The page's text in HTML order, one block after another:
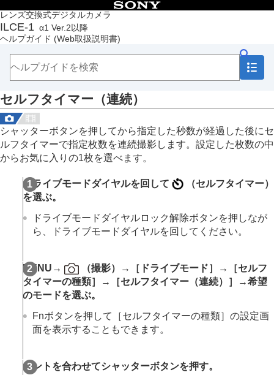
レンズ交換式デジタルカメラ
ILCE-1 α1 Ver.2以降
ヘルプガイド (Web取扱説明書)
目次
トップページ
ヘルプガイドの使いかた
本体と付属品を確認する
本機の基本操作
準備/基本的な撮影
MENU一覧から機能を探す
撮影機能を活用する
この章の目次
撮影モードを選ぶ
顔/瞳AF
フォーカス機能を使う
露出/測光を調整する
ISO感度を選ぶ
ホワイトバランス
ドライブモードを使う（連写/セルフタイマー）
ドライブモード
連続撮影
連続撮影の速度
セルフタイマー（1枚）
セルフタイマー（連続）
1枚ブラケット
セルフタイマー（連続）
シャッターボタンを押してから指定した秒数が経過した後にセ
ルフタイマーで指定枚数を連続撮影します。設定した枚数の中
からお気に入りの1枚を選べます。
ドライブモードダイヤルを回して （セルフタイマー）
を選ぶ。
ドライブモードダイヤルロック解除ボタンを押しなが
ら、ドライブモードダイヤルを回してください。
MENU → （撮影）→ ［ドライブモード］ →
［セルフ
タイマーの種類］
→ ［セルフタイマー（連続）］
→希望
のモードを選ぶ。
Fnボタンを押して
［セルフタイマーの種類］ の設定画
面を表示することもできます。
ピントを合わせてシャッターボタンを押す。